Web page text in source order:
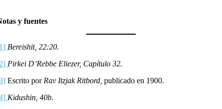
y fuentes
Bereishit, 22:20.
Pirkei D’Rebbe Eliezer, Capítulo 32.
Escrito por Rav Itzjak Ritbord, publicado en 1900.
Kidushin, 40b.